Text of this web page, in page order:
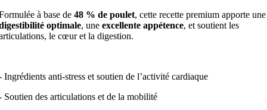
à base de 48 % de poulet, cette recette premium apporte une
optimale, une excellente appétence, et soutient les
le cœur et la digestion.
Ingrédients anti-stress et soutien de l’activité cardiaque
Soutien des articulations et de la mobilité